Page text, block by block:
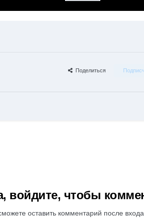
Поделиться
войдите, чтобы
оставить комментарий после